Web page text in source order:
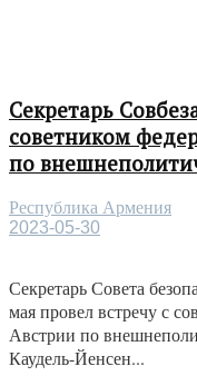
Секретарь
советником
по
Республика Армения
2023-05-30
Секретарь Совета
мая провел встречу с
Австрии по
Каудель-Йенсен...